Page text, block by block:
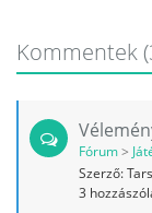
Kommentek
Fórum>
Szerző:
3